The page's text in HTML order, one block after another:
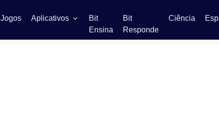
Jogos Aplicativos
Bit
Ensina
Bit
Responde
Ciência